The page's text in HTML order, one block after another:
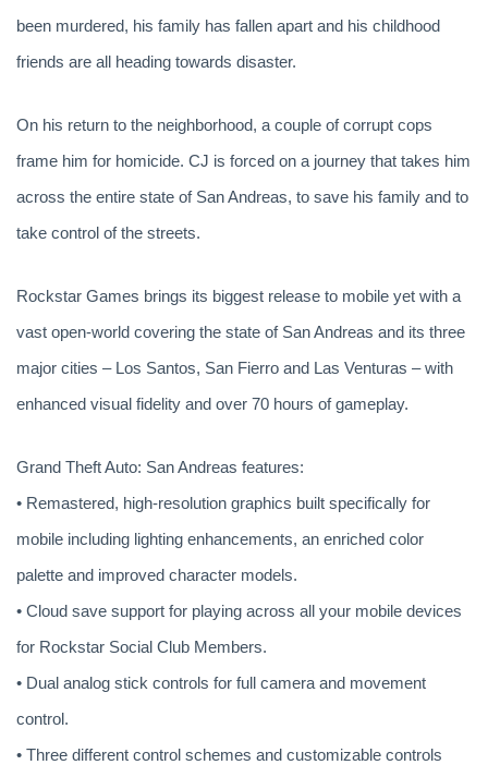
been murdered, his family has fallen apart and his childhood
friends are all heading towards disaster.
On his return to the neighborhood, a couple of corrupt cops
frame him for homicide. CJ is forced on a journey that takes him
across the entire state of San Andreas, to save his family and to
take control of the streets.
Rockstar Games brings its biggest release to mobile yet with a
vast open-world covering the state of San Andreas and its three
major cities – Los Santos, San Fierro and Las Venturas – with
enhanced visual fidelity and over 70 hours of gameplay.
Grand Theft Auto: San Andreas features:
• Remastered, high-resolution graphics built specifically for
mobile including lighting enhancements, an enriched color
palette and improved character models.
• Cloud save support for playing across all your mobile devices
for Rockstar Social Club Members.
• Dual analog stick controls for full camera and movement
control.
• Three different control schemes and customizable controls